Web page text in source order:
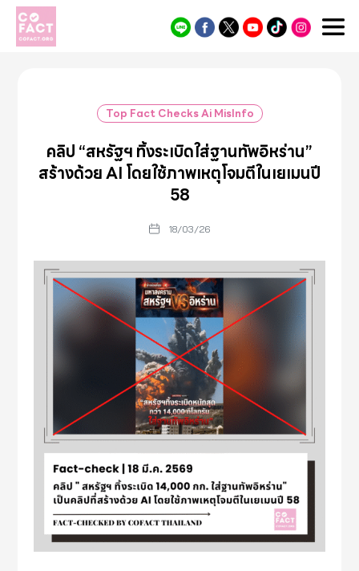
Cofact
Top Fact Checks Ai MisInfo
คลิป “สหรัฐฯ ทิ้งระเบิดใส่ฐานทัพอิหร่าน”
สร้างด้วย AI โดยใช้ภาพเหตุโจมตีในเยเมนปี
58
18/03/26